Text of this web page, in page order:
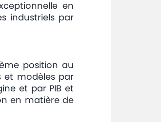
en
industriels par
position au
et modèles par
et par PIB et
en matière de